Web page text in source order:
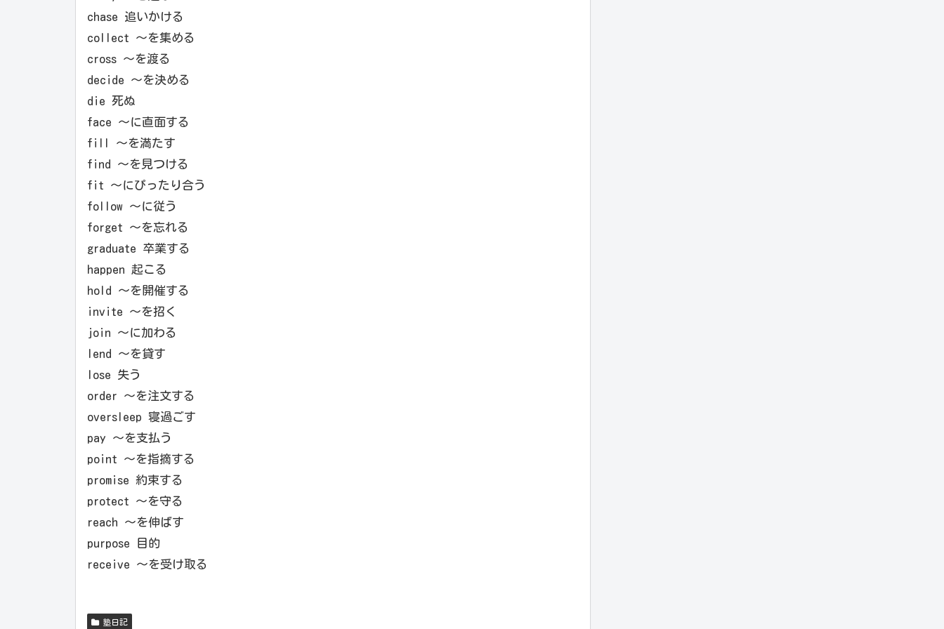
chase 追いかける
collect ～を集める
cross ～を渡る
decide ～を決める
die 死ぬ
face ～に直面する
fill ～を満たす
find ～を見つける
fit ～にぴったり合う
follow ～に従う
forget ～を忘れる
graduate 卒業する
happen 起こる
hold ～を開催する
invite ～を招く
join ～に加わる
lend ～を貸す
lose 失う
order ～を注文する
oversleep 寝過ごす
pay ～を支払う
point ～を指摘する
promise 約束する
protect ～を守る
reach ～を伸ばす
purpose 目的
receive ～を受け取る
塾日記